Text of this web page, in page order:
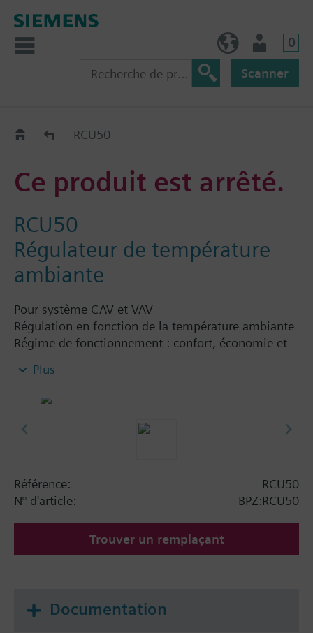
0
Scanner
Old2NewRCU50
Ce produit est arrêté.
RCU50
Régulateur de température
ambiante
Pour système CAV et VAV
Régulation en fonction de la température ambiante
Régime de fonctionnement : confort, économie et
Change-over automatique chauffage/ventilation
Plus
Référence:
RCU50
N° d'article:
BPZ:RCU50
Trouver un remplaçant
Documentation